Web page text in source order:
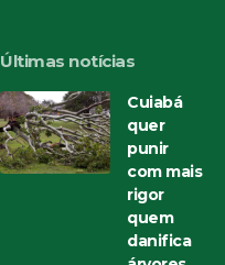
Últimas notícias
Cuiabá
quer
punir
com mais
rigor
quem
danifica